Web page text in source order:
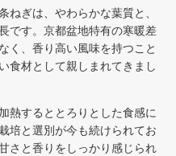
ねぎは、やわらかな葉質と、
です。京都盆地特有の寒暖差
く、香り高い風味を持つこと
食材として親しまれてきまし
熱するととろりとした食感に
培と選別が今も続けられてお
さと香りをしっかり感じられ